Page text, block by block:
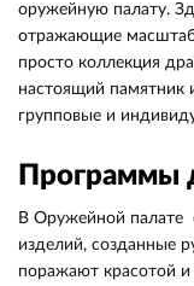
оружейную палату.
отражающие масштаб
просто коллекция
настоящий памятник
групповые и
Программы
В Оружейной палате
изделий, созданные
поражают красотой